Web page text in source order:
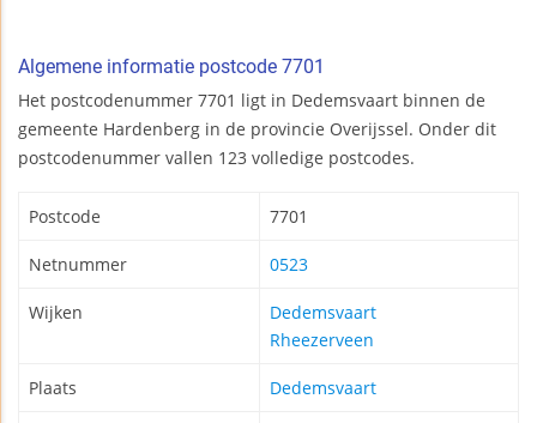
Algemene informatie postcode 7701
Het postcodenummer 7701 ligt in Dedemsvaart binnen de
gemeente Hardenberg in de provincie Overijssel. Onder dit
postcodenummer vallen 123 volledige postcodes.
Postcode 7701
Netnummer 0523
Wijken
Dedemsvaart
Rheezerveen
Plaats Dedemsvaart